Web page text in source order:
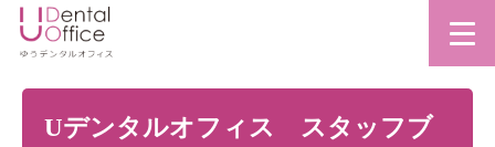
Uデンタルオフィス スタッフブ